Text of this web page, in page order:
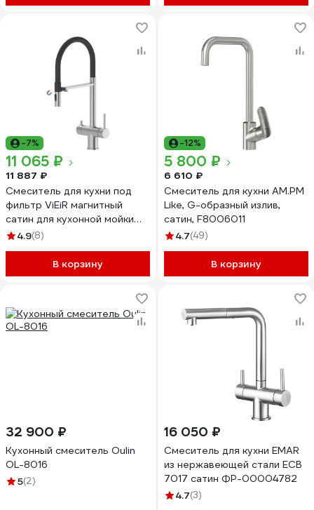
-7%
11 065 ₽
11 887 ₽
Смеситель для кухни под
фильтр ViEiR магнитный
сатин для кухонной мойки
V15019
4.9(8)
В корзину
-12%
5 800 ₽
6 610 ₽
Смеситель для кухни AM.PM
Like, G-образный излив,
сатин, F8006011
4.7(49)
В корзину
32 900 ₽
Кухонный смеситель Oulin
OL-8016
5(2)
16 050 ₽
Смеситель для кухни EMAR
из нержавеющей стали ЕСВ
7017 сатин ФР-00004782
4.7(3)